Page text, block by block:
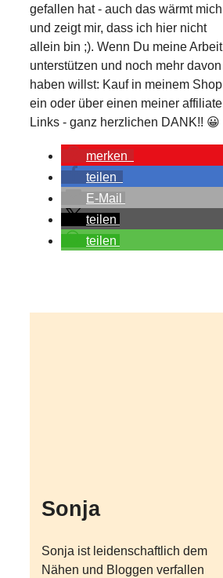
gefallen hat - auch das wärmt mich
und zeigt mir, dass ich hier nicht
allein bin ;). Wenn Du meine Arbeit
unterstützen und noch mehr davon
haben willst: Kauf in meinem Shop
ein oder über einen meiner affiliate
Links - ganz herzlichen DANK!! 😀
merken
teilen
E-Mail
teilen
teilen
Sonja
Sonja ist leidenschaftlich dem
Nähen und Bloggen verfallen